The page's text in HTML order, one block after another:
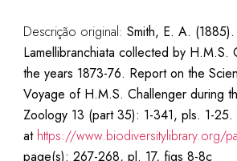
Descrição original: Smith, E. A.
Lamellibranchiata collected by H.M.S.
the years 1873-76. Report on the
Voyage of H.M.S. Challenger during
Zoology 13 (part 35): 1-341, pls. 1-25.
at https://www.biodiversitylibrary.org/
page(s): 267-268, pl. 17, figs 8-8c